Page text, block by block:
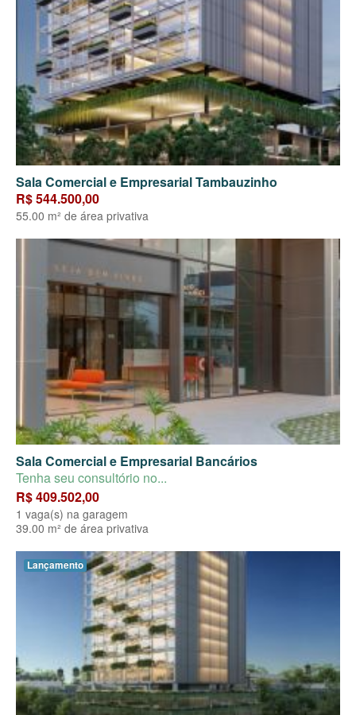
Sala Comercial e Empresarial Tambauzinho
R$ 544.500,00
55.00 m² de área privativa
Sala Comercial e Empresarial Bancários
Tenha seu consultório no...
R$ 409.502,00
1 vaga(s) na garagem
39.00 m² de área privativa
Lançamento